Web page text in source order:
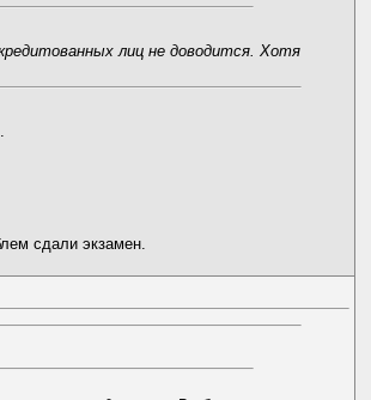
лиц не доводится. Хотя
сдали экзамен.